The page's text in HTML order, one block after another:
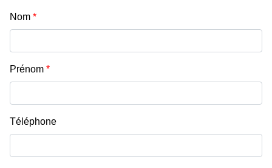
Nom *
Prénom *
Téléphone